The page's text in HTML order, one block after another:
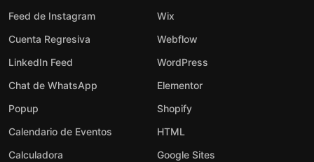
Feed de Instagram
Cuenta Regresiva
LinkedIn Feed
Chat de WhatsApp
Popup
Calendario de Eventos
Calculadora
Wix
Webflow
WordPress
Elementor
Shopify
HTML
Google Sites